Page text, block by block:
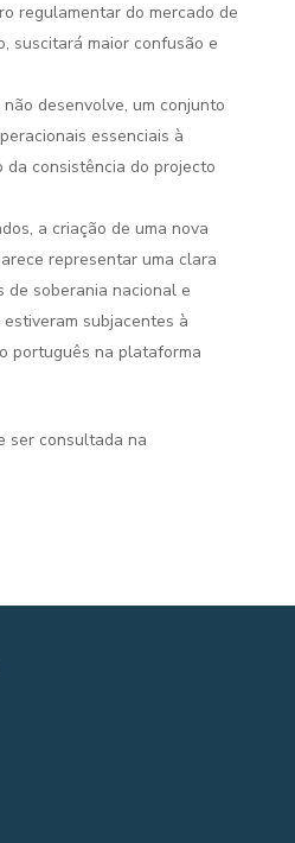
regulamentar do mercado de
suscitará maior confusão e
desenvolve, um conjunto
essenciais à
da consistência do projecto
a criação de uma nova
representar uma clara
de soberania nacional e
subjacentes à
português na plataforma
ser consultada na